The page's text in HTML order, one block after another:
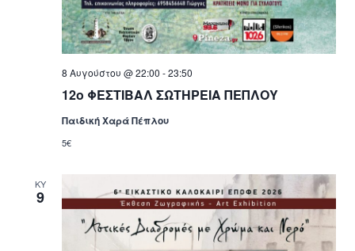
12ο ΦΕΣΤΙΒΑΛ ΣΩΤΗΡΕΙΑ ΠΕΠΛΟΥ
8 Αυγούστου @ 22:00 -23:50
Παιδική Χαρά Πέπλου
5€
ΚΥ
9